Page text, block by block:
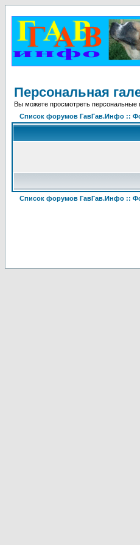
Персональная
Вы можете просмотреть персональные
Список форумов ГавГав.Инфо ::
Список форумов ГавГав.Инфо ::